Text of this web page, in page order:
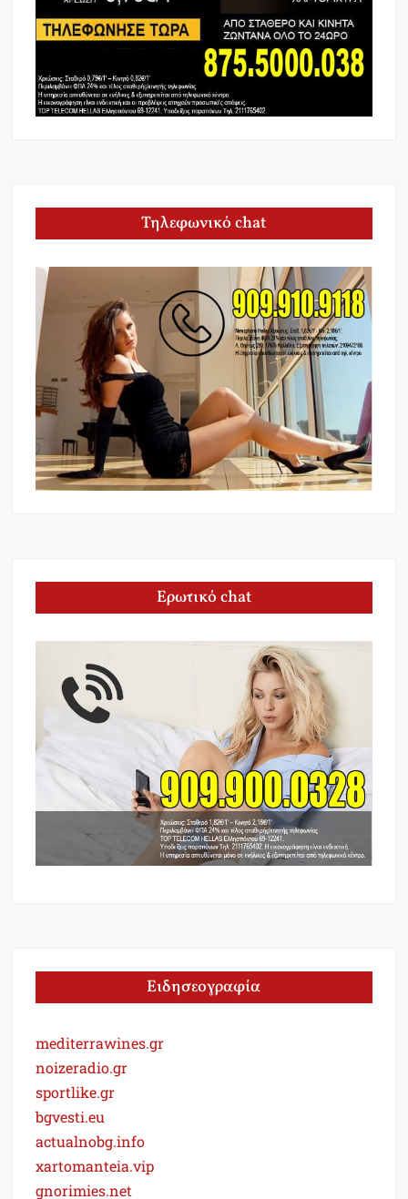
Τηλεφωνικό chat
Ερωτικό chat
Ειδησεογραφία
mediterrawines.gr
noizeradio.gr
sportlike.gr
bgvesti.eu
actualnobg.info
xartomanteia.vip
gnorimies.net